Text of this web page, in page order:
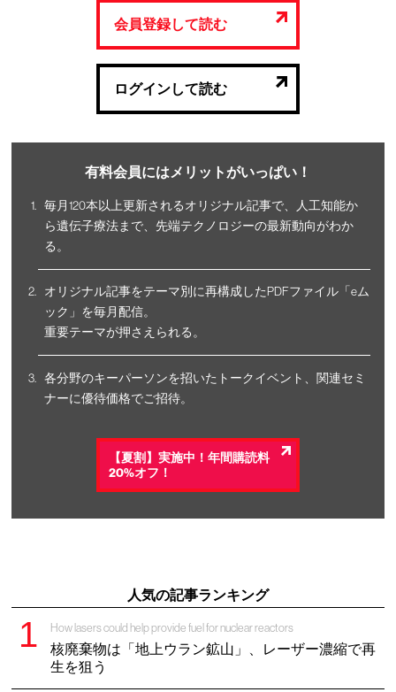
会員登録して読む
ログインして読む
有料会員にはメリットがいっぱい！
毎月120本以上更新されるオリジナル記事で、人工知能か
ら遺伝子療法まで、先端テクノロジーの最新動向がわか
る。
オリジナル記事をテーマ別に再構成したPDFファイル「eム
ック」を毎月配信。
重要テーマが押さえられる。
各分野のキーパーソンを招いたトークイベント、関連セミ
ナーに優待価格でご招待。
【夏割】実施中！年間購読料
20%オフ！
人気の記事ランキング
How lasers could help provide fuel for nuclear reactors
核廃棄物は「地上ウラン鉱山」、レーザー濃縮で再
生を狙う